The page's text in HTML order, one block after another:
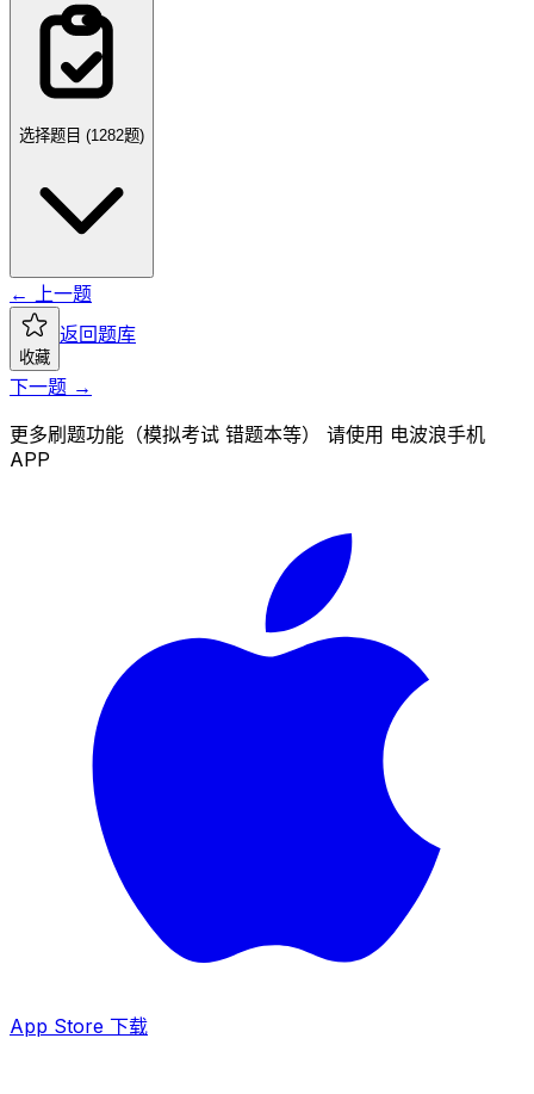
选择题目 (1282题)
← 上一题
收藏
返回题库
下一题 →
更多刷题功能（模拟考试 错题本等） 请使用 电波浪手机
APP
App Store 下载